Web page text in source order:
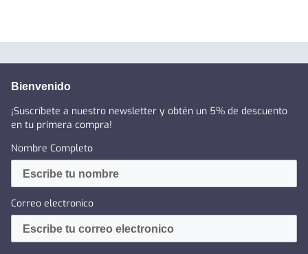
Bienvenido
¡Suscríbete a nuestro newsletter y obtén un 5% de descuento
en tu primera compra!
Nombre Completo
Correo electronico